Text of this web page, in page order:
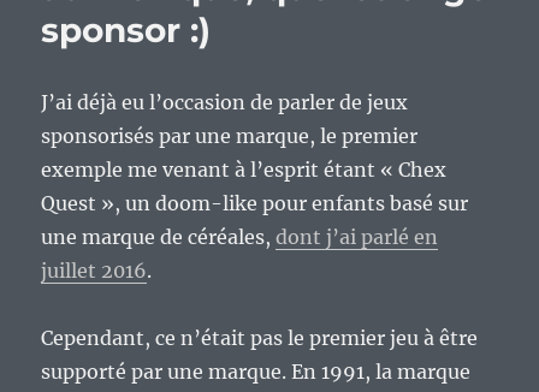
rogue-
spécial
:)
sponsor :)
J’ai déjà eu l’occasion de parler de jeux
sponsorisés par une marque, le premier
exemple me venant à l’esprit étant « Chex
Quest », un doom-like pour enfants basé sur
une marque de céréales,dont j’ai parlé en
juillet 2016.
Cependant, ce n’était pas le premier jeu à être
supporté par une marque. En 1991, la marque